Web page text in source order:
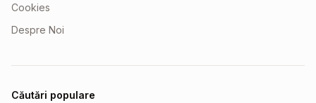
Cookies
Despre Noi
Căutări populare